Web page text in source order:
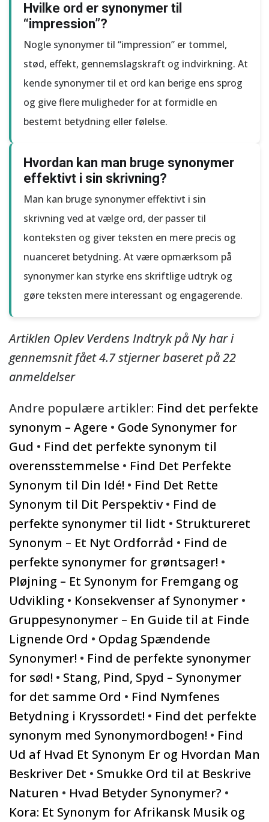
Hvilke ord er synonymer til
“impression”?
Nogle synonymer til “impression” er tommel,
stød, effekt, gennemslagskraft og indvirkning. At
kende synonymer til et ord kan berige ens sprog
og give flere muligheder for at formidle en
bestemt betydning eller følelse.
Hvordan kan man bruge synonymer
effektivt i sin skrivning?
Man kan bruge synonymer effektivt i sin
skrivning ved at vælge ord, der passer til
konteksten og giver teksten en mere precis og
nuanceret betydning. At være opmærksom på
synonymer kan styrke ens skriftlige udtryk og
gøre teksten mere interessant og engagerende.
Artiklen Oplev Verdens Indtryk på Ny har i
gennemsnit fået4.7stjerner baseret på22
anmeldelser
Andre populære artikler: Find det perfekte
synonym – Agere • Gode Synonymer for
Gud • Find det perfekte synonym til
overensstemmelse • Find Det Perfekte
Synonym til Din Idé! • Find Det Rette
Synonym til Dit Perspektiv• Find de
perfekte synonymer til lidt • Struktureret
Synonym – Et Nyt Ordforråd • Find de
perfekte synonymer for grøntsager! •
Pløjning – Et Synonym for Fremgang og
Udvikling • Konsekvenser af Synonymer •
Gruppesynonymer – En Guide til at Finde
Lignende Ord • Opdag Spændende
Synonymer! • Find de perfekte synonymer
for sød! • Stang, Pind, Spyd – Synonymer
for det samme Ord • Find Nymfenes
Betydning i Kryssordet! • Find det perfekte
synonym med Synonymordbogen! • Find
Ud af Hvad Et Synonym Er og Hvordan Man
Beskriver Det • Smukke Ord til at Beskrive
Naturen • Hvad Betyder Synonymer? •
Kora: Et Synonym for Afrikansk Musik og